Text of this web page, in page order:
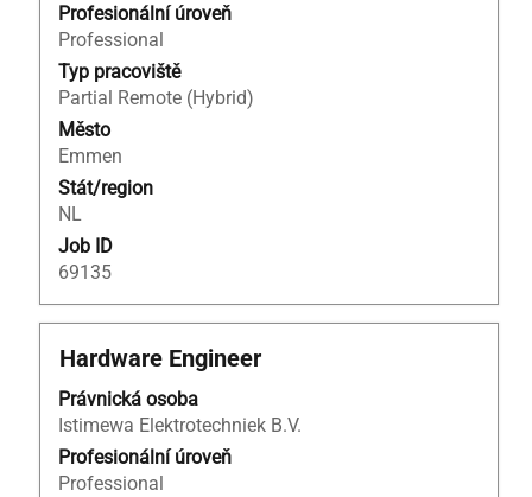
Profesionální úroveň
Professional
Typ pracoviště
Partial Remote (Hybrid)
Město
Emmen
Stát/region
NL
Job ID
69135
informací
o
profesi.
Titul
Hardware Engineer
Právnická osoba
Istimewa Elektrotechniek B.V.
Profesionální úroveň
Professional
Vyberte
zobrazení
veškerých
informací
o